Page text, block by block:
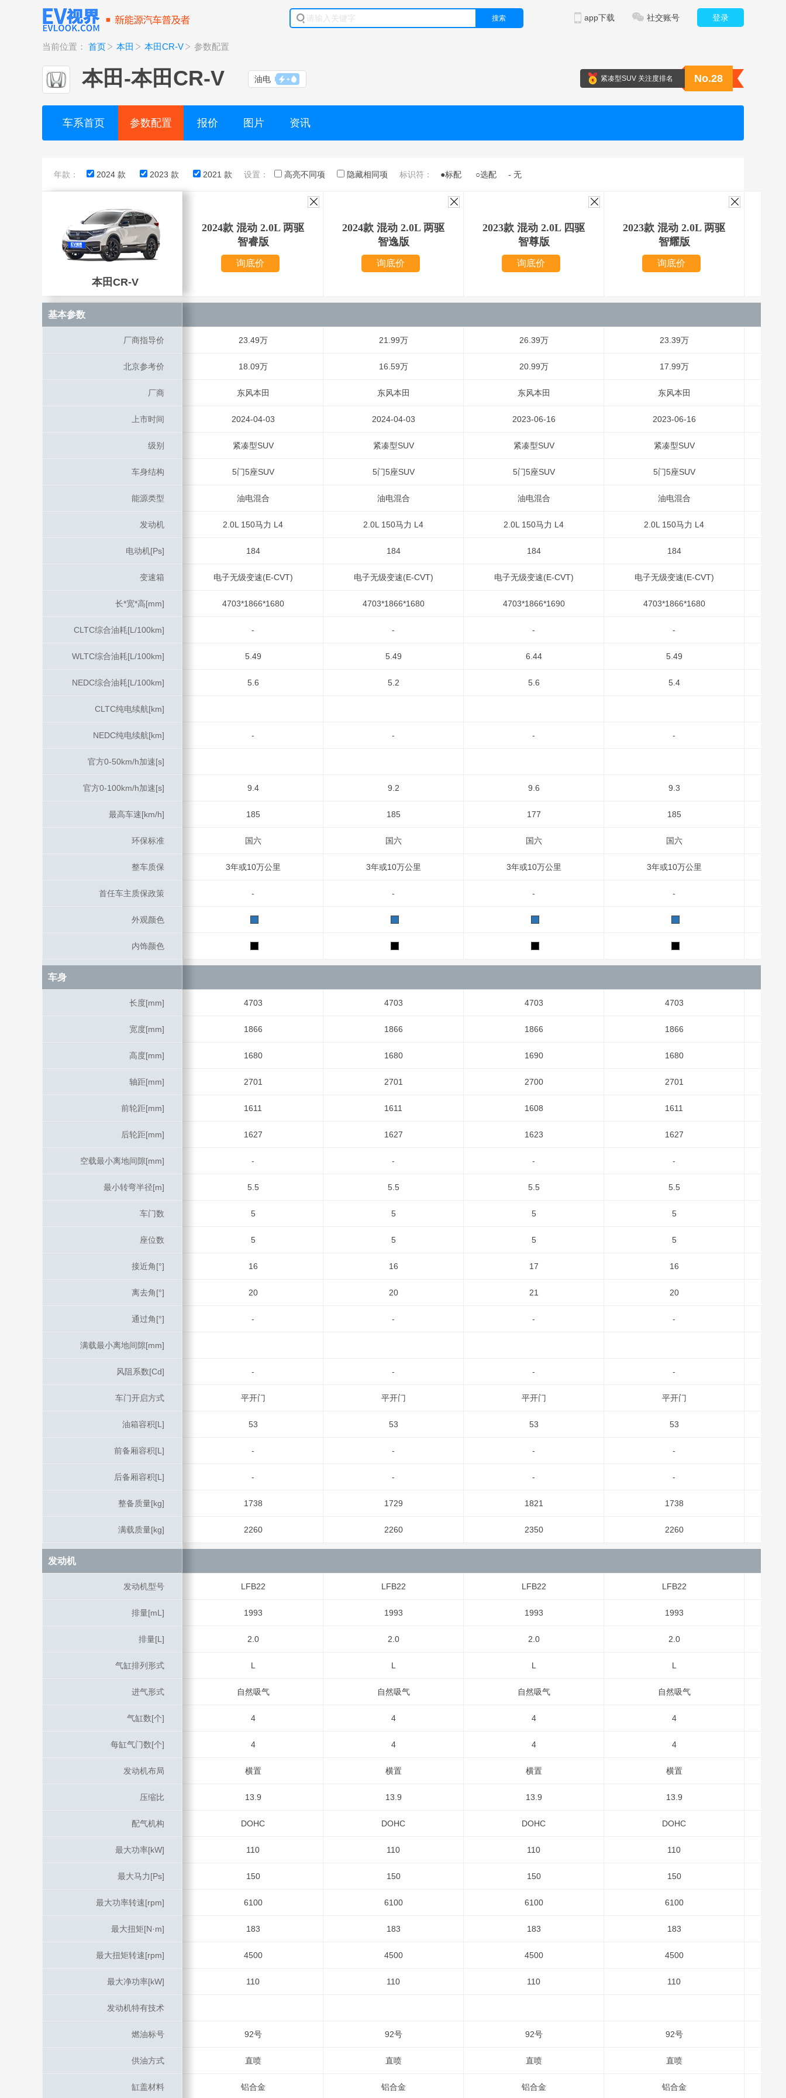
搜索 登录
社交账号
app下载
当前位置： 首页 本田 本田CR-V 参数配置
本田 -本田CR-V 油电 紧凑型SUV 关注度排名 No.28
车系首页 参数配置 报价 图片 资讯
年款： 2024 款 2023 款 2021 款 设置： 高亮不同项 隐藏相同项 标识符： ●标配 ○选配 - 无
本田CR-V
本田CR-V
2024款 混动 2.0L 两驱
智睿版
询底价
2024款 混动 2.0L 两驱
智逸版
询底价
2023款 混动 2.0L 四驱
智尊版
询底价
2023款 混动 2.0L 两驱
智耀版
询底价
基本参数
厂商指导价 23.49万 21.99万 26.39万 23.39万
北京参考价 18.09万 16.59万 20.99万 17.99万
厂商 东风本田 东风本田 东风本田 东风本田
上市时间 2024-04-03 2024-04-03 2023-06-16 2023-06-16
级别 紧凑型SUV 紧凑型SUV 紧凑型SUV 紧凑型SUV
车身结构 5门5座SUV 5门5座SUV 5门5座SUV 5门5座SUV
能源类型 油电混合 油电混合 油电混合 油电混合
发动机 2.0L 150马力 L4 2.0L 150马力 L4 2.0L 150马力 L4 2.0L 150马力 L4
电动机[Ps] 184 184 184 184
变速箱 电子无级变速(E-CVT) 电子无级变速(E-CVT) 电子无级变速(E-CVT) 电子无级变速(E-CVT)
长*宽*高[mm] 4703*1866*1680 4703*1866*1680 4703*1866*1690 4703*1866*1680
CLTC综合油耗[L/100km] - - - -
WLTC综合油耗[L/100km] 5.49 5.49 6.44 5.49
NEDC综合油耗[L/100km] 5.6 5.2 5.6 5.4
CLTC纯电续航[km]
NEDC纯电续航[km] - - - -
官方0-50km/h加速[s]
官方0-100km/h加速[s] 9.4 9.2 9.6 9.3
最高车速[km/h] 185 185 177 185
环保标准 国六 国六 国六 国六
整车质保 3年或10万公里 3年或10万公里 3年或10万公里 3年或10万公里
首任车主质保政策 - - - -
外观颜色
内饰颜色
车身
长度[mm] 4703 4703 4703 4703
宽度[mm] 1866 1866 1866 1866
高度[mm] 1680 1680 1690 1680
轴距[mm] 2701 2701 2700 2701
前轮距[mm] 1611 1611 1608 1611
后轮距[mm] 1627 1627 1623 1627
空载最小离地间隙[mm] - - - -
最小转弯半径[m] 5.5 5.5 5.5 5.5
车门数 5 5 5 5
座位数 5 5 5 5
接近角[°] 16 16 17 16
离去角[°] 20 20 21 20
通过角[°] - - - -
满载最小离地间隙[mm]
风阻系数[Cd] - - - -
车门开启方式 平开门 平开门 平开门 平开门
油箱容积[L] 53 53 53 53
前备厢容积[L] - - - -
后备厢容积[L] - - - -
整备质量[kg] 1738 1729 1821 1738
满载质量[kg] 2260 2260 2350 2260
发动机
发动机型号 LFB22 LFB22 LFB22 LFB22
排量[mL] 1993 1993 1993 1993
排量[L] 2.0 2.0 2.0 2.0
气缸排列形式 L L L L
进气形式 自然吸气 自然吸气 自然吸气 自然吸气
气缸数[个] 4 4 4 4
每缸气门数[个] 4 4 4 4
发动机布局 横置 横置 横置 横置
压缩比 13.9 13.9 13.9 13.9
配气机构 DOHC DOHC DOHC DOHC
最大功率[kW] 110 110 110 110
最大马力[Ps] 150 150 150 150
最大功率转速[rpm] 6100 6100 6100 6100
最大扭矩[N·m] 183 183 183 183
最大扭矩转速[rpm] 4500 4500 4500 4500
最大净功率[kW] 110 110 110 110
发动机特有技术
燃油标号 92号 92号 92号 92号
供油方式 直喷 直喷 直喷 直喷
缸盖材料 铝合金 铝合金 铝合金 铝合金
基本参数
厂商指导价
北京参考价
厂商
上市时间
级别
车身结构
能源类型
发动机
电动机[Ps]
变速箱
长*宽*高[mm]
CLTC综合油耗[L/100km]
WLTC综合油耗[L/100km]
NEDC综合油耗[L/100km]
CLTC纯电续航[km]
NEDC纯电续航[km]
官方0-50km/h加速[s]
官方0-100km/h加速[s]
最高车速[km/h]
环保标准
整车质保
首任车主质保政策
外观颜色
内饰颜色
车身
长度[mm]
宽度[mm]
高度[mm]
轴距[mm]
前轮距[mm]
后轮距[mm]
空载最小离地间隙[mm]
最小转弯半径[m]
车门数
座位数
接近角[°]
离去角[°]
通过角[°]
满载最小离地间隙[mm]
风阻系数[Cd]
车门开启方式
油箱容积[L]
前备厢容积[L]
后备厢容积[L]
整备质量[kg]
满载质量[kg]
发动机
发动机型号
排量[mL]
排量[L]
气缸排列形式
进气形式
气缸数[个]
每缸气门数[个]
发动机布局
压缩比
配气机构
最大功率[kW]
最大马力[Ps]
最大功率转速[rpm]
最大扭矩[N·m]
最大扭矩转速[rpm]
最大净功率[kW]
发动机特有技术
燃油标号
供油方式
缸盖材料